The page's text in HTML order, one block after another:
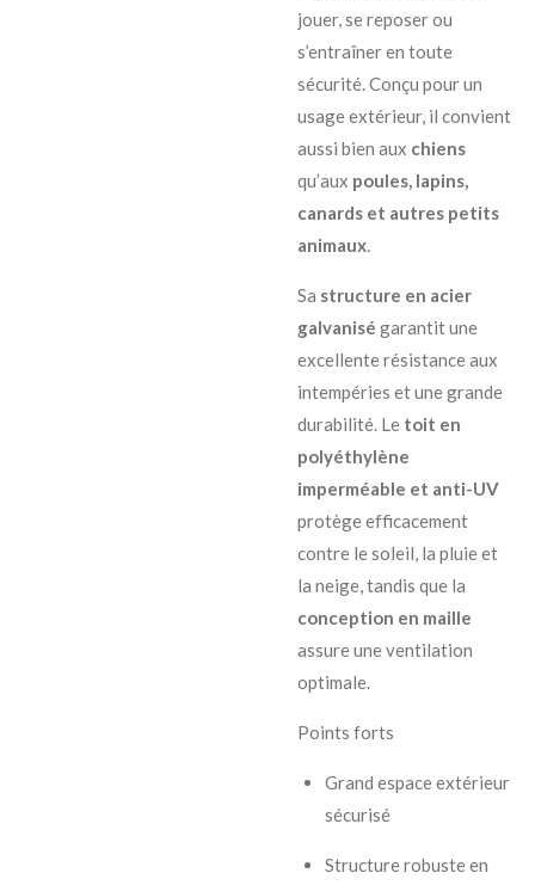
jouer, se reposer ou
s’entraîner en toute
sécurité. Conçu pour un
usage extérieur, il convient
aussi bien aux chiens
qu’aux poules, lapins,
canards et autres petits
animaux.
Sa structure en acier
galvanisé garantit une
excellente résistance aux
intempéries et une grande
durabilité. Le toit en
polyéthylène
imperméable et anti-UV
protège efficacement
contre le soleil, la pluie et
la neige, tandis que la
conception en maille
assure une ventilation
optimale.
Points forts
Grand espace extérieur
sécurisé
Structure robuste en